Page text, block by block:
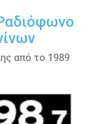
από το 1989